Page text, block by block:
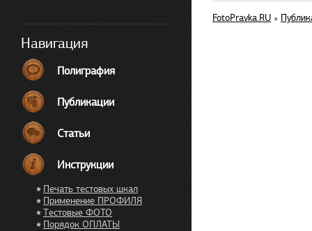
Навигация
Полиграфия
Публикации
Статьи
Инструкции
Печать тестовых шкал
Применение ПРОФИЛЯ
Тестовые ФОТО
Порядок ОПЛАТЫ
FotoPravka.RU »